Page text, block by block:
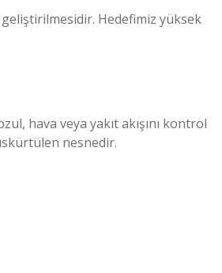
Hedefimiz yüksek
hava veya yakıt akışını kontrol
nesnedir.